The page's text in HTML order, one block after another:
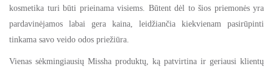
kosmetika turi būti prieinama visiems. Būtent dėl to šios priemonės yra
pardavinėjamos labai gera kaina, leidžiančia kiekvienam pasirūpinti
tinkama savo veido odos priežiūra.
Vienas sėkmingiausių Missha produktų, ką patvirtina ir geriausi klientų